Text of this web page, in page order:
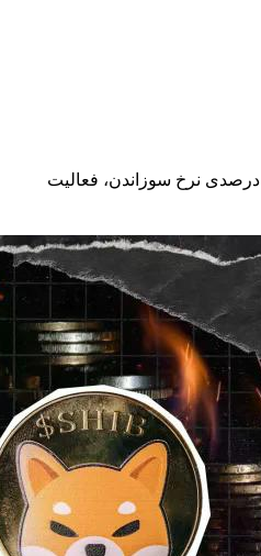
شبکه شیبا اینو با افزایش ۲۳۳۲ درصدی نرخ سوزاندن، فعالیت